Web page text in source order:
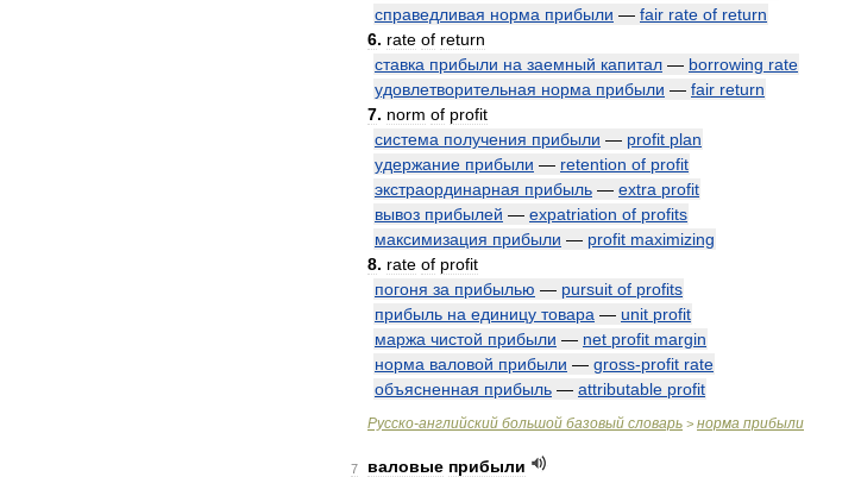
справедливая норма прибыли — fair rate of return
6. rate of return
ставка прибыли на заемный капитал — borrowing rate
удовлетворительная норма прибыли — fair return
7. norm of profit
система получения прибыли — profit plan
удержание прибыли — retention of profit
экстраординарная прибыль — extra profit
вывоз прибылей — expatriation of profits
максимизация прибыли — profit maximizing
8. rate of profit
погоня за прибылью — pursuit of profits
прибыль на единицу товара — unit profit
маржа чистой прибыли — net profit margin
норма валовой прибыли — gross-profit rate
объясненная прибыль — attributable profit
Русско-английский большой базовый словарь > норма прибыли
7 валовые прибыли